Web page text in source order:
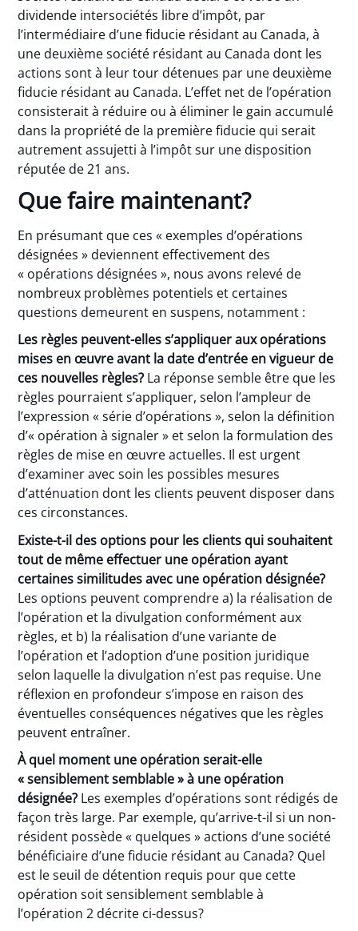
dividende intersociétés libre d’impôt, par
l’intermédiaire d’une fiducie résidant au Canada, à
une deuxième société résidant au Canada dont les
actions sont à leur tour détenues par une deuxième
fiducie résidant au Canada. L’effet net de l’opération
consisterait à réduire ou à éliminer le gain accumulé
dans la propriété de la première fiducie qui serait
autrement assujetti à l’impôt sur une disposition
réputée de 21 ans.
Que faire maintenant?
En présumant que ces « exemples d’opérations
désignées » deviennent effectivement des
« opérations désignées », nous avons relevé de
nombreux problèmes potentiels et certaines
questions demeurent en suspens, notamment :
Les règles peuvent-elles s’appliquer aux opérations
mises en œuvre avant la date d’entrée en vigueur de
ces nouvelles règles? La réponse semble être que les
règles pourraient s’appliquer, selon l’ampleur de
l’expression « série d’opérations », selon la définition
d’« opération à signaler » et selon la formulation des
règles de mise en œuvre actuelles. Il est urgent
d’examiner avec soin les possibles mesures
d’atténuation dont les clients peuvent disposer dans
ces circonstances.
Existe-t-il des options pour les clients qui souhaitent
tout de même effectuer une opération ayant
certaines similitudes avec une opération désignée?
Les options peuvent comprendre a) la réalisation de
l’opération et la divulgation conformément aux
règles, et b) la réalisation d’une variante de
l’opération et l’adoption d’une position juridique
selon laquelle la divulgation n’est pas requise. Une
réflexion en profondeur s’impose en raison des
éventuelles conséquences négatives que les règles
peuvent entraîner.
À quel moment une opération serait-elle
« sensiblement semblable » à une opération
désignée? Les exemples d’opérations sont rédigés de
façon très large. Par exemple, qu’arrive-t-il si un non-
résident possède « quelques » actions d’une société
bénéficiaire d’une fiducie résidant au Canada? Quel
est le seuil de détention requis pour que cette
opération soit sensiblement semblable à
l’opération 2 décrite ci-dessus?